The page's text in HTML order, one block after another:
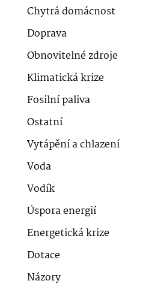
Chytrá domácnost
Doprava
Obnovitelné zdroje
Klimatická krize
Fosilní paliva
Ostatní
Vytápění a chlazení
Voda
Vodík
Úspora energií
Energetická krize
Dotace
Názory